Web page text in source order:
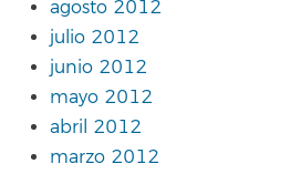
agosto 2012
julio 2012
junio 2012
mayo 2012
abril 2012
marzo 2012